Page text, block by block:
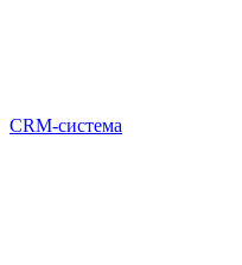
CRM-система